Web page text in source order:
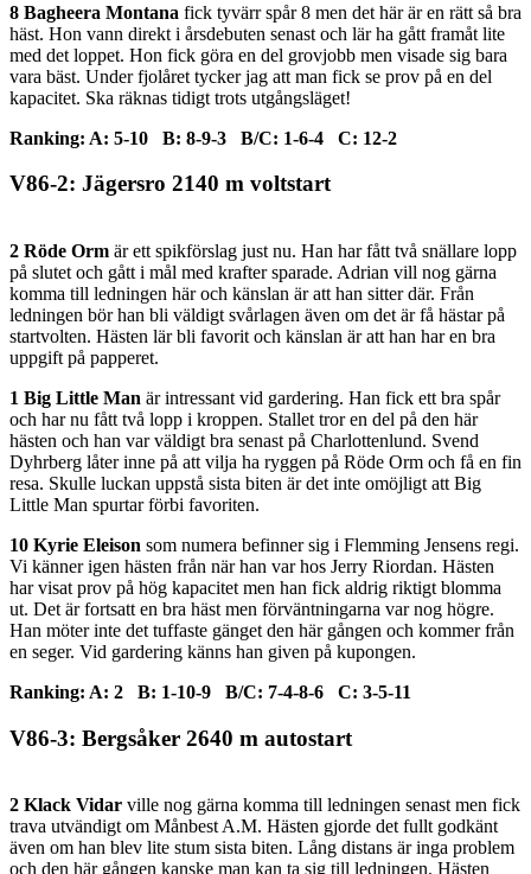
8 Bagheera Montana fick tyvärr spår 8 men det här är en rätt så bra
häst. Hon vann direkt i årsdebuten senast och lär ha gått framåt lite
med det loppet. Hon fick göra en del grovjobb men visade sig bara
vara bäst. Under fjolåret tycker jag att man fick se prov på en del
kapacitet. Ska räknas tidigt trots utgångsläget!
Ranking: A: 5-10 B: 8-9-3 B/C: 1-6-4 C: 12-2
V86-2: Jägersro 2140 m voltstart
2 Röde Orm är ett spikförslag just nu. Han har fått två snällare lopp
på slutet och gått i mål med krafter sparade. Adrian vill nog gärna
komma till ledningen här och känslan är att han sitter där. Från
ledningen bör han bli väldigt svårlagen även om det är få hästar på
startvolten. Hästen lär bli favorit och känslan är att han har en bra
uppgift på papperet.
1 Big Little Man är intressant vid gardering. Han fick ett bra spår
och har nu fått två lopp i kroppen. Stallet tror en del på den här
hästen och han var väldigt bra senast på Charlottenlund. Svend
Dyhrberg låter inne på att vilja ha ryggen på Röde Orm och få en fin
resa. Skulle luckan uppstå sista biten är det inte omöjligt att Big
Little Man spurtar förbi favoriten.
10 Kyrie Eleison som numera befinner sig i Flemming Jensens regi.
Vi känner igen hästen från när han var hos Jerry Riordan. Hästen
har visat prov på hög kapacitet men han fick aldrig riktigt blomma
ut. Det är fortsatt en bra häst men förväntningarna var nog högre.
Han möter inte det tuffaste gänget den här gången och kommer från
en seger. Vid gardering känns han given på kupongen.
Ranking: A: 2 B: 1-10-9 B/C: 7-4-8-6 C: 3-5-11
V86-3: Bergsåker 2640 m autostart
2 Klack Vidar ville nog gärna komma till ledningen senast men fick
trava utvändigt om Månbest A.M. Hästen gjorde det fullt godkänt
även om han blev lite stum sista biten. Lång distans är inga problem
och den här gången kanske man kan ta sig till ledningen. Hästen